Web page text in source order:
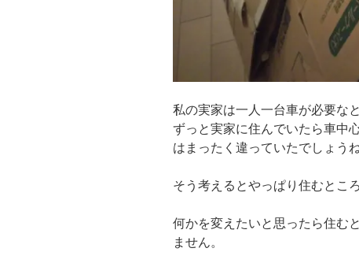
私の実家は一人一台車が必要な
ずっと実家に住んでいたら車中
はまったく違っていたでしょうね
そう考えるとやっぱり住むとこ
何かを変えたいと思ったら住む
ません。